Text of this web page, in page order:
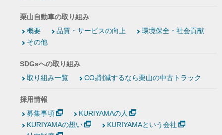
栗山自動車の取り組み
概要
品質・サービスの向上
環境保全・社会貢献
その他
SDGsへの取り組み
取り組み一覧
CO₂削減するなら栗山の中古トラック
採用情報
募集事項
KURIYAMAの人
KURIYAMAの想い
KURIYAMAという会社